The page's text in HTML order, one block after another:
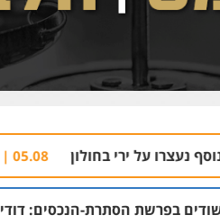
בחולון 05.08 | 09:12 רימון
הנכסים: דודי אפל, מיכאל